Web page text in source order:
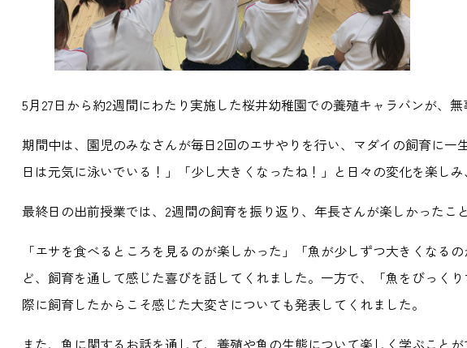
5月27日から約2週間にわたり実施した桜井幼稚園での養殖キャラバンが、無
期間中は、園児のみなさんが毎日2回のエサやりを行い、マダイの飼育に
日は元気に泳いでいる！」「少し大きくなったね！」と日々の変化を楽しみ
最終日の出前授業では、2週間の飼育を振り返り、年長さんが楽しかったこ
「エサを食べるところを見るのが楽しかった」「魚が少しずつ大きくなる
ど、飼育を通して感じた喜びを話してくれました。一方で、「魚をびっく
際に飼育したからこそ感じた大変さについても発表してくれました。
また、魚に関するお話を通して、養殖や魚の生態について楽しく学ぶこと